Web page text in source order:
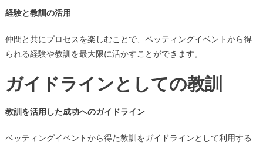
経験と教訓の活用
仲間と共にプロセスを楽しむことで、ベッティングイベントから得
られる経験や教訓を最大限に活かすことができます。
ガイドラインとしての教訓
教訓を活用した成功へのガイドライン
ベッティングイベントから得た教訓をガイドラインとして利用する